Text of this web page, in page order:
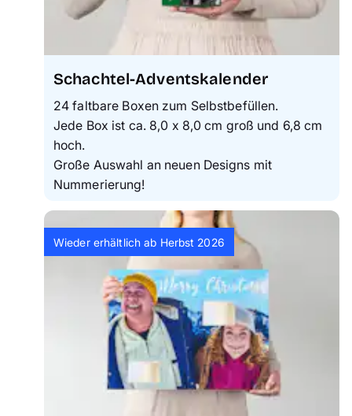
Schachtel-Adventskalender
24 faltbare Boxen zum Selbstbefüllen.
Jede Box ist ca. 8,0 x 8,0 cm groß und 6,8 cm
hoch.
Große Auswahl an neuen Designs mit
Nummerierung!
Wieder erhältlich ab Herbst 2026